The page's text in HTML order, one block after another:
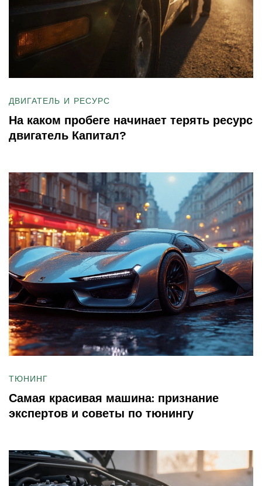
ДВИГАТЕЛЬ И РЕСУРС
На каком пробеге начинает терять ресурс
двигатель Капитал?
ТЮНИНГ
Самая красивая машина: признание
экспертов и советы по тюнингу